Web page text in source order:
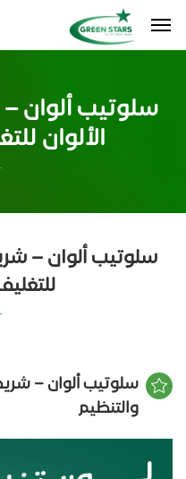
سلوتيب ألوان
الألوان
سلوتيب ألوان –
سلوتيب ألوان –
والتنظيم